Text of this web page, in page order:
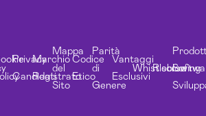
Privacy
Candidati
Marchio
Registrato
Mappa
del
Sito
Codice
Etico
Parità
di
Genere
Vantaggi
Esclusivi
Whistleblowing
Risorse